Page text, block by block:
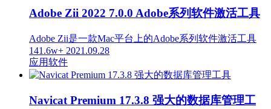
Adobe Zii 2022 7.0.0 Adobe系列软件激活工具
Adobe Zii是一款Mac平台上的Adobe系列软件激活工具
141.6w+ 2021.09.28
应用软件
Navicat Premium 17.3.8 强大的数据库管理工